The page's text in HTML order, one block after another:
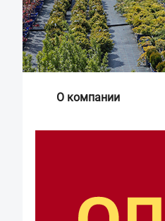
О компании